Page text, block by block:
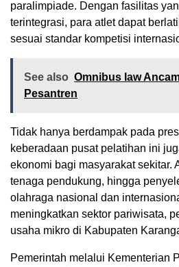
paralimpiade. Dengan fasilitas
terintegrasi, para atlet dapat
sesuai standar kompetisi
See also Omnibus law
Pesantren
Tidak hanya berdampak pada
keberadaan pusat pelatihan ini
ekonomi bagi masyarakat sekitar.
tenaga pendukung, hingga
olahraga nasional dan
meningkatkan sektor pariwisata,
usaha mikro di Kabupaten
Pemerintah melalui Kementerian